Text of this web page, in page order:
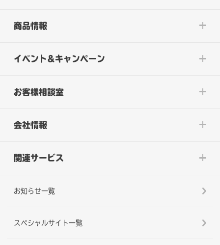
商品情報
イベント&キャンペーン
お客様相談室
会社情報
関連サービス
お知らせ一覧
スペシャルサイト一覧